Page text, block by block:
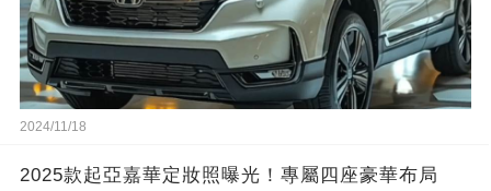
2024/11/18
2025款起亞嘉華定妝照曝光！專屬四座豪華布局